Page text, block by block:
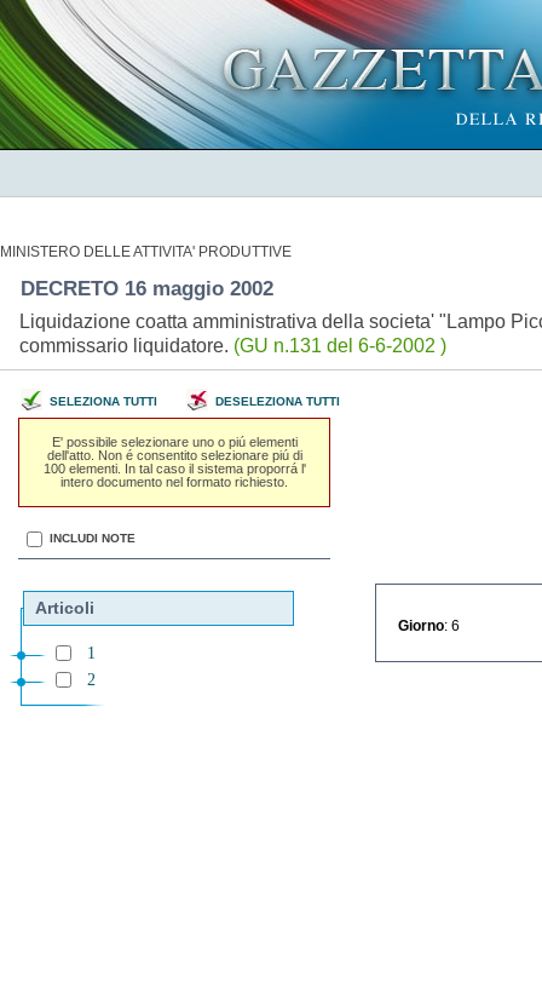
MINISTERO DELLE ATTIVITA' PRODUTTIVE
DECRETO 16 maggio 2002
Liquidazione coatta amministrativa della societa' "Lampo
commissario liquidatore. (GU n.131 del 6-6-2002 )
SELEZIONA TUTTI DESELEZIONA TUTTI
E' possibile selezionare uno o piú elementi
dell'atto. Non é consentito selezionare piú di
100 elementi. In tal caso il sistema proporrá l'
intero documento nel formato richiesto.
INCLUDI NOTE
Articoli
1
2
Giorno : 6